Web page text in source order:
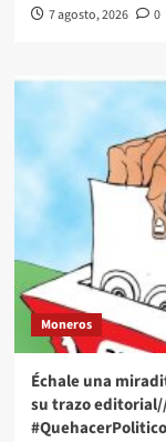
7 agosto, 2026 0
Moneros
Échale una
su trazo